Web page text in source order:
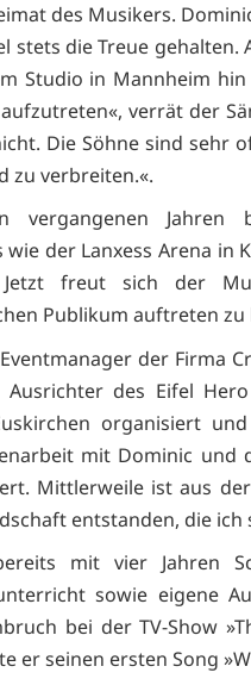
des Musikers.
stets die Treue
Studio in Mannheim
verrät der
Die Söhne sind sehr
zu verbreiten.«.
Jahren
der Lanxess Arena in
Jetzt freut sich der
Publikum auftreten zu
der Firma
des Eifel
organisiert
mit Dominic und
Mittlerweile ist aus
entstanden, die ich
mit vier Jahren
sowie eigene
bei der TV-Show
er seinen ersten Song